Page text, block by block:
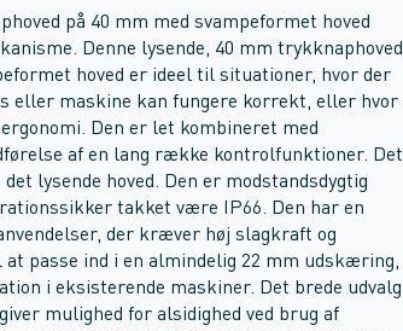
på 40 mm med svampeformet hoved
Denne lysende, 40 mm trykknaphoved
hoved er ideel til situationer, hvor der
eller maskine kan fungere korrekt, eller hvor
Den er let kombineret med
af en lang række kontrolfunktioner. Det
lysende hoved. Den er modstandsdygtig
takket være IP66. Den har en
der kræver høj slagkraft og
passe ind i en almindelig 22 mm udskæring,
i eksisterende maskiner. Det brede udvalg
mulighed for alsidighed ved brug af